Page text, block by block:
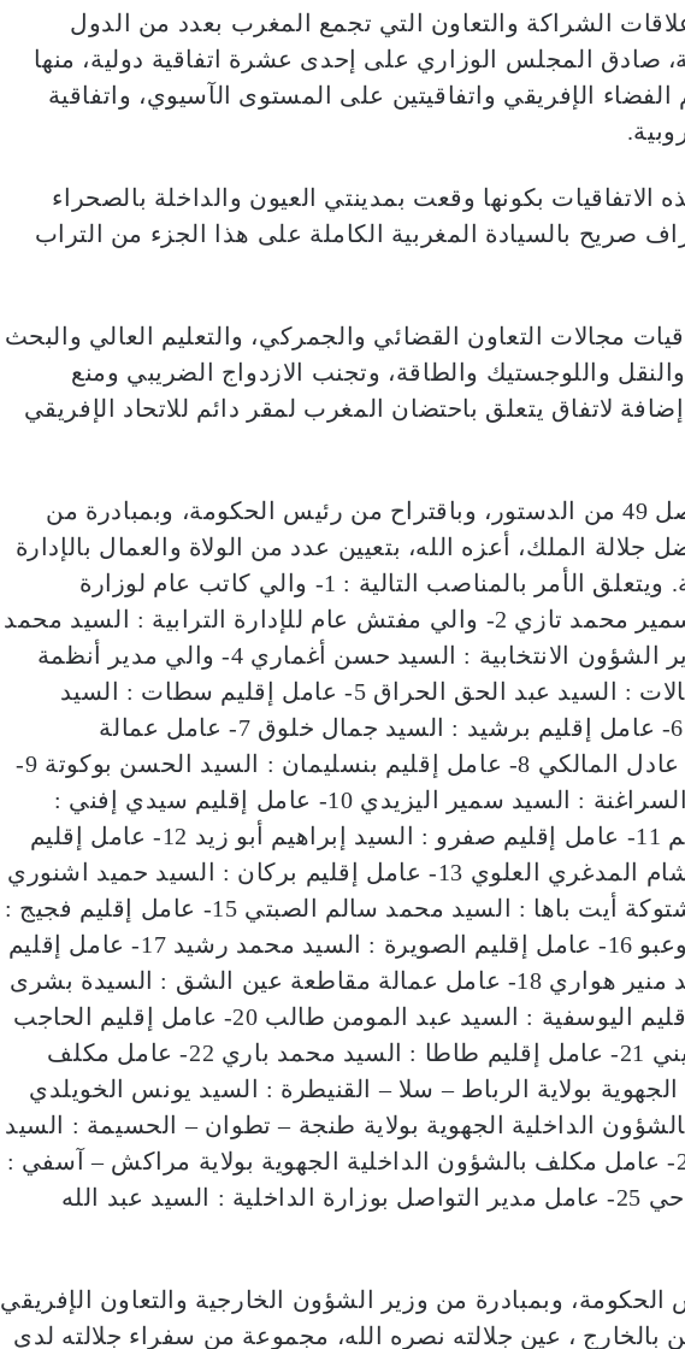
الشراكة والتعاون التي تجمع المغرب بعدد من الدول
صادق المجلس الوزاري على إحدى عشرة اتفاقية دولية، منها
الفضاء الإفريقي واتفاقيتين على المستوى الآسيوي، واتفاقية
بكونها وقعت بمدينتي العيون والداخلة بالصحراء
صريح بالسيادة المغربية الكاملة على هذا الجزء من التراب
مجالات التعاون القضائي والجمركي، والتعليم العالي والبحث
والنقل واللوجستيك والطاقة، وتجنب الازدواج الضريبي ومنع
لاتفاق يتعلق باحتضان المغرب لمقر دائم للاتحاد الإفريقي
وطبقا لأحكام الفصل 49 من الدستور، وباقتراح من رئيس الحكومة، وبمبادرة من
جلالة الملك، أعزه الله، بتعيين عدد من الولاة والعمال بالإدارة
المركزية والترابية. ويتعلق الأمر بالمناصب التالية : 1- والي كاتب عام لوزارة
الداخلية : السيد سمير محمد تازي 2- والي مفتش عام للإدارة الترابية : السيد محمد
فوزي 3- والي مدير الشؤون الانتخابية : السيد حسن أغماري 4- والي مدير أنظمة
المعلومات والاتصالات : السيد عبد الحق الحراق 5- عامل إقليم سطات : السيد
محمد علي حبوها 6- عامل إقليم برشيد : السيد جمال خلوق 7- عامل عمالة
المحمدية : السيد عادل المالكي 8- عامل إقليم بنسليمان : السيد الحسن بوكوتة 9-
عامل إقليم قلعة السراغنة : السيد سمير اليزيدي 10- عامل إقليم سيدي إفني :
السيد محمد ضرهم 11- عامل إقليم صفرو : السيد إبراهيم أبو زيد 12- عامل إقليم
خريبكة : السيد هشام المدغري العلوي 13- عامل إقليم بركان : السيد حميد اشنوري
14- عامل إقليم اشتوكة أيت باها : السيد محمد سالم الصبتي 15- عامل إقليم فجيج :
السيد نور الدين اوعبو 16- عامل إقليم الصويرة : السيد محمد رشيد 17- عامل إقليم
سيدي بنور : السيد منير هواري 18- عامل عمالة مقاطعة عين الشق : السيدة بشرى
برادي 19- عامل إقليم اليوسفية : السيد عبد المومن طالب 20- عامل إقليم الحاجب
: السيد عمر المريني 21- عامل إقليم طاطا : السيد محمد باري 22- عامل مكلف
الجهوية بولاية الرباط – سلا – القنيطرة : السيد يونس الخويلدي
الداخلية الجهوية بولاية طنجة – تطوان – الحسيمة : السيد
والعيد المسافر 24- عامل مكلف بالشؤون الداخلية الجهوية بولاية مراكش – آسفي :
السيدة حنان الرياحي 25- عامل مدير التواصل بوزارة الداخلية : السيد عبد الله
الحكومة، وبمبادرة من وزير الشؤون الخارجية والتعاون الإفريقي
بالخارج ، عين جلالته نصره الله، مجموعة من سفراء جلالته لدى